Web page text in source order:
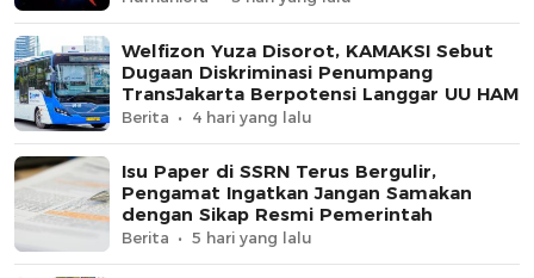
Welfizon Yuza Disorot, KAMAKSI Sebut
Dugaan Diskriminasi Penumpang
TransJakarta Berpotensi Langgar UU HAM
Berita 4 hari yang lalu
Isu Paper di SSRN Terus Bergulir,
Pengamat Ingatkan Jangan Samakan
dengan Sikap Resmi Pemerintah
Berita 5 hari yang lalu